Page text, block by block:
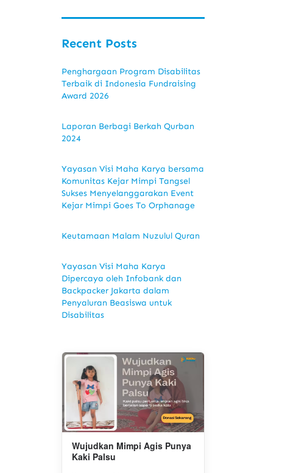
Recent Posts
Penghargaan Program Disabilitas
Terbaik di Indonesia Fundraising
Award 2026
Laporan Berbagi Berkah Qurban
2024
Yayasan Visi Maha Karya bersama
Komunitas Kejar Mimpi Tangsel
Sukses Menyelanggarakan Event
Kejar Mimpi Goes To Orphanage
Keutamaan Malam Nuzulul Quran
Yayasan Visi Maha Karya
Dipercaya oleh Infobank dan
Backpacker Jakarta dalam
Penyaluran Beasiswa untuk
Disabilitas
Wujudkan Mimpi Agis Punya
Kaki Palsu